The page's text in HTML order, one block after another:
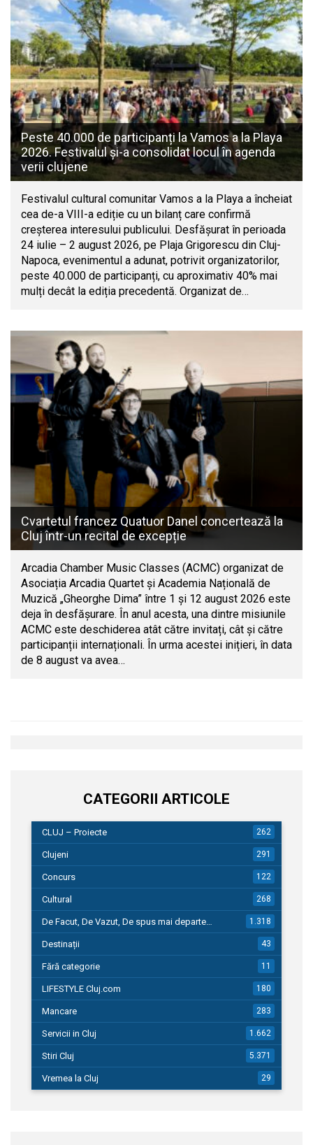
Peste 40.000 de participanți la Vamos a la Playa
2026. Festivalul și-a consolidat locul în agenda
verii clujene
Festivalul cultural comunitar Vamos a la Playa a încheiat
cea de-a VIII-a ediție cu un bilanț care confirmă
creșterea interesului publicului. Desfășurat în perioada
24 iulie – 2 august 2026, pe Plaja Grigorescu din Cluj-
Napoca, evenimentul a adunat, potrivit organizatorilor,
peste 40.000 de participanți, cu aproximativ 40% mai
mulți decât la ediția precedentă. Organizat de…
Cvartetul francez Quatuor Danel concertează la
Cluj într-un recital de excepție
Arcadia Chamber Music Classes (ACMC) organizat de
Asociația Arcadia Quartet și Academia Națională de
Muzică „Gheorghe Dima” între 1 și 12 august 2026 este
deja în desfășurare. În anul acesta, una dintre misiunile
ACMC este deschiderea atât către invitați, cât și către
participanții internaționali. În urma acestei inițieri, în data
de 8 august va avea…
CATEGORII ARTICOLE
CLUJ – Proiecte 262
Clujeni 291
Concurs 122
Cultural 268
De Facut, De Vazut, De spus mai departe… 1.318
Destinații 43
Fără categorie 11
LIFESTYLE Cluj.com 180
Mancare 283
Servicii in Cluj 1.662
Stiri Cluj 5.371
Vremea la Cluj 29